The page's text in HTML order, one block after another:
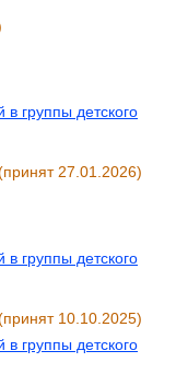
группы детского
27.01.2026)
группы детского
10.10.2025)
группы детского